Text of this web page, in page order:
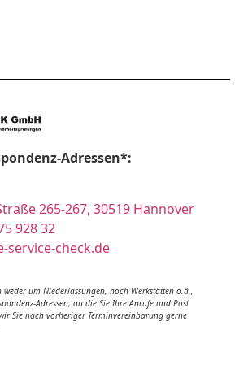
Adressen*:
265-267, 30519 Hannover
928 32
service-check.de
um Niederlassungen, noch Werkstätten o.ä.,
Adressen, an die Sie Ihre Anrufe und Post
Sie nach vorheriger Terminvereinbarung gerne